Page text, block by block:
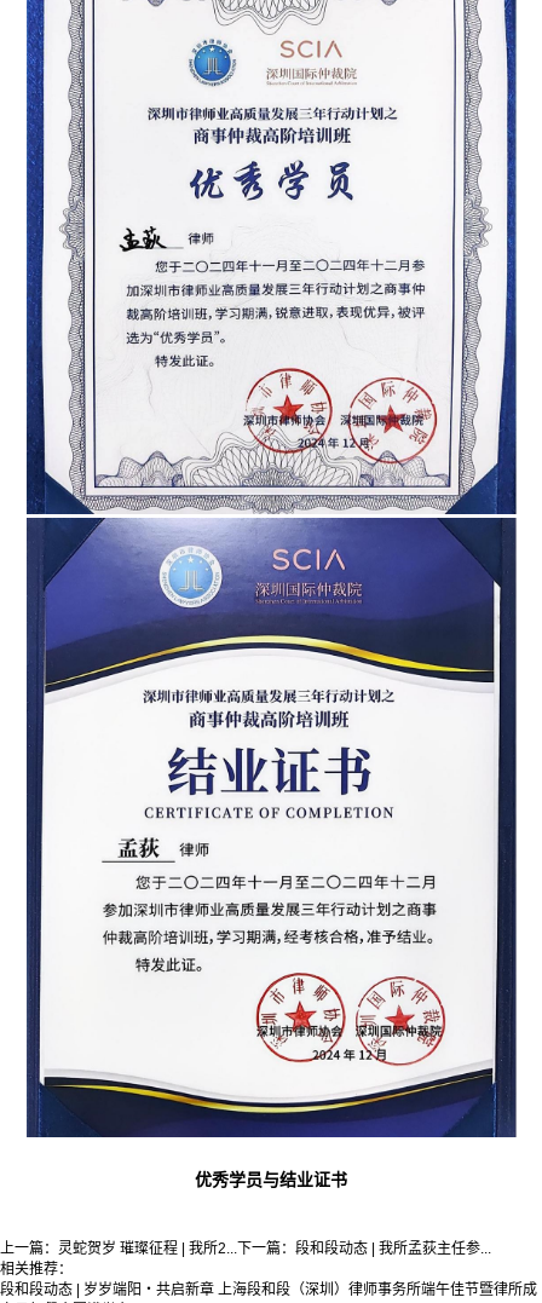
优秀学员与结业证书
上一篇： 灵蛇贺岁 璀璨征程 | 我所2... 下一篇： 段和段动态 | 我所孟荻主任参...
相关推荐：
段和段动态 | 岁岁端阳・共启新章 上海段和段（深圳）律师事务所端午佳节暨律所成